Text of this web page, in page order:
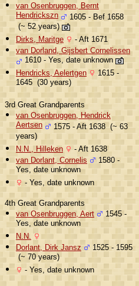
van Osenbruggen, Bernt
Hendrickszn 1605 - Bef 1658
(~ 52 years)
Dirks, Maritge
- Aft 1671
van Dorland, Gijsbert Cornelissen
1610 - Yes, date unknown
Hendricks, Aelertgen 1615 -
1645 (30 years)
3rd Great Grandparents
van Osenbruggen, Hendrick
Aertsen 1575 - Aft 1638 (~ 63
years)
N.N., Hilleken
- Aft 1638
van Dorlant, Cornelis
1580 -
Yes, date unknown
- Yes, date unknown
4th Great Grandparents
van Osenbruggen, Aert
1545 -
Yes, date unknown
N.N.
Dorlant, Dirk Jansz
1525 - 1595
(~ 70 years)
- Yes, date unknown